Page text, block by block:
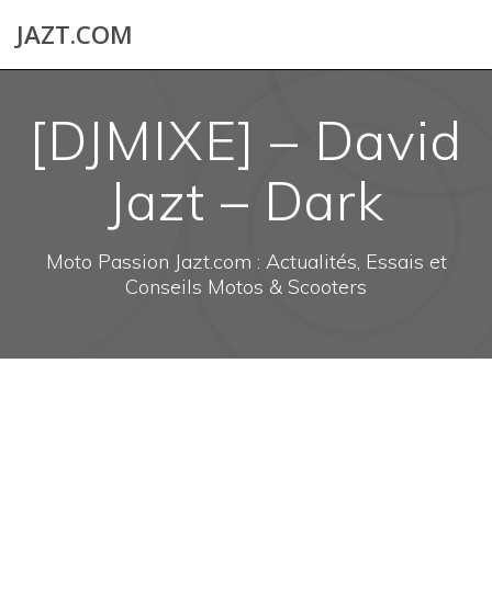
JAZT.COM
[DJMIXE] – David
Jazt – Dark
Moto Passion Jazt.com : Actualités, Essais et
Conseils Motos & Scooters